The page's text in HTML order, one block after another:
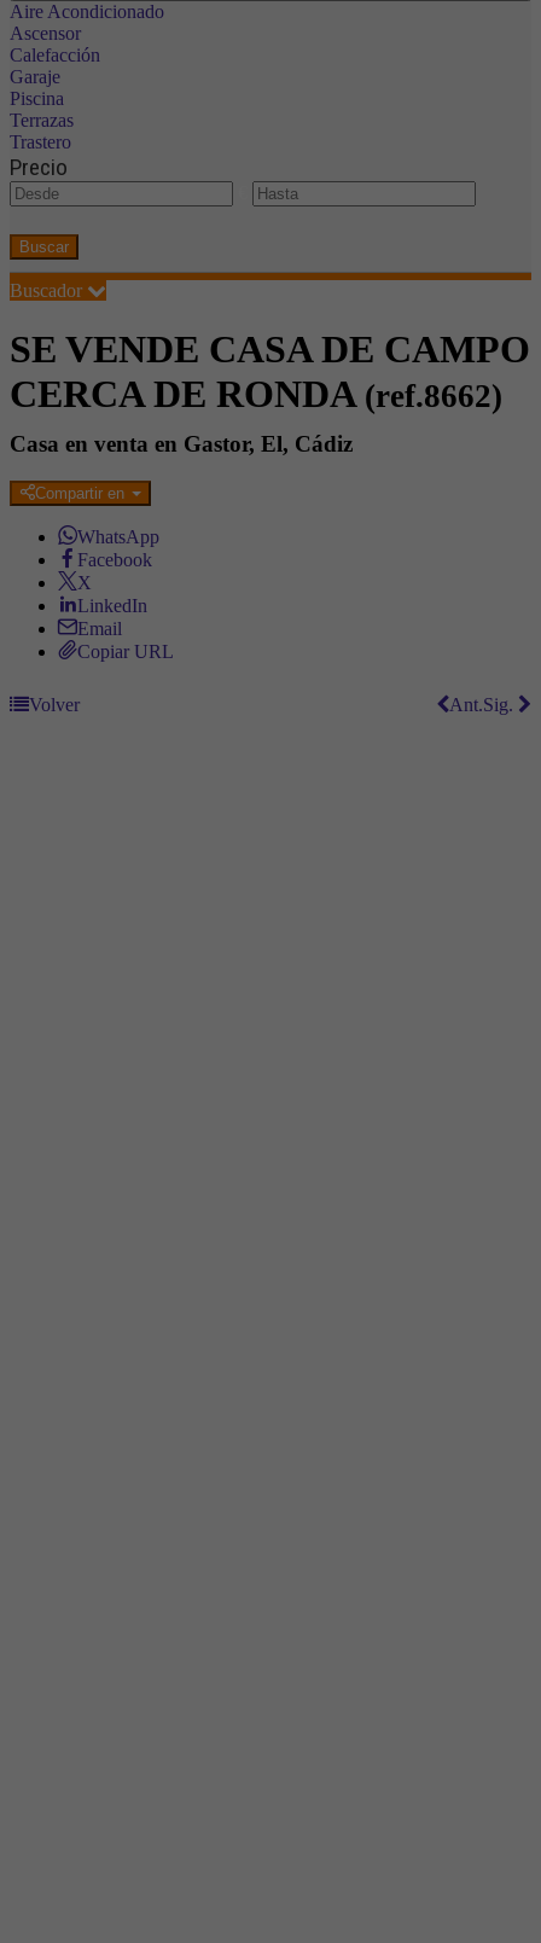
Aire Acondicionado
Ascensor
Calefacción
Garaje
Piscina
Terrazas
Trastero
Precio
Buscar
Buscador
SE VENDE CASA DE CAMPO
CERCA DE RONDA (ref.8662)
Casa en venta en Gastor, El, Cádiz
Compartir en
WhatsApp
Facebook
X
LinkedIn
Email
Copiar URL
Volver Sig.
Ant.